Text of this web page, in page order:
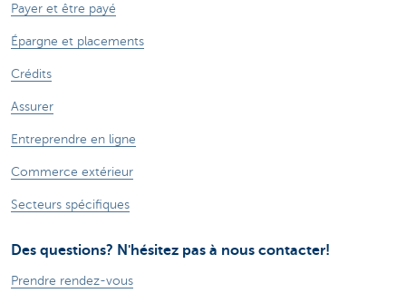
Payer et être payé
Épargne et placements
Crédits
Assurer
Entreprendre en ligne
Commerce extérieur
Secteurs spécifiques
Des questions? N'hésitez pas à nous contacter!
Prendre rendez-vous